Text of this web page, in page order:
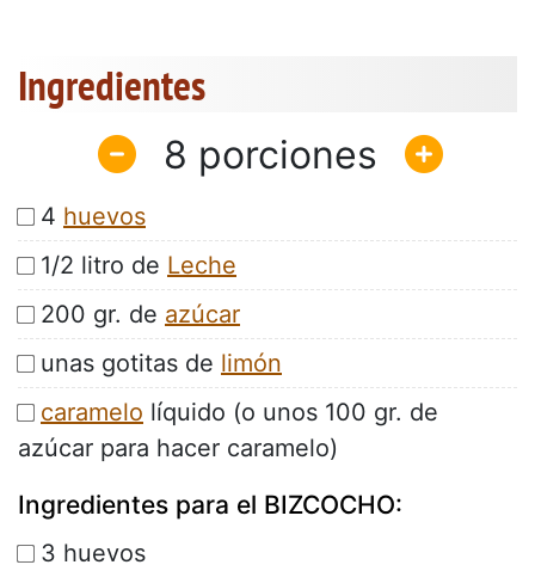
Ingredientes
8
4 huevos
1/2 litro de Leche
200 gr. de azúcar
unas gotitas de limón
caramelo líquido (o unos 100 gr. de
azúcar para hacer caramelo)
Ingredientes para el BIZCOCHO:
3 huevos